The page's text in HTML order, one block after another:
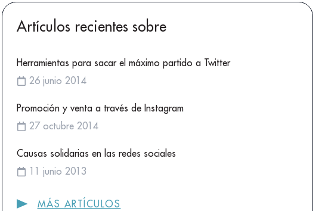
Artículos recientes sobre
Herramientas para sacar el máximo partido a Twitter
26 junio 2014
Promoción y venta a través de Instagram
27 octubre 2014
Causas solidarias en las redes sociales
11 junio 2013
MÁS ARTÍCULOS